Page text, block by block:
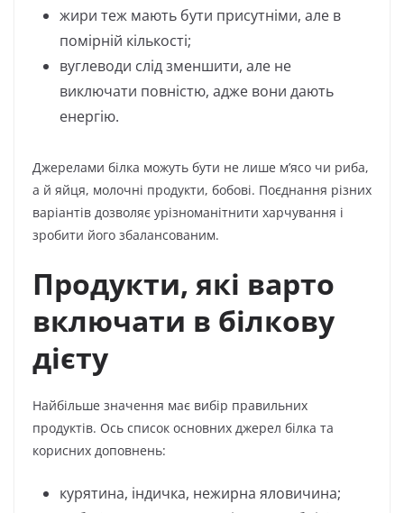
жири теж мають бути присутніми, але в
помірній кількості;
вуглеводи слід зменшити, але не
виключати повністю, адже вони дають
енергію.
Джерелами білка можуть бути не лише м’ясо чи риба,
а й яйця, молочні продукти, бобові. Поєднання різних
варіантів дозволяє урізноманітнити харчування і
зробити його збалансованим.
Продукти, які варто
включати в білкову
дієту
Найбільше значення має вибір правильних
продуктів. Ось список основних джерел білка та
корисних доповнень:
курятина, індичка, нежирна яловичина;